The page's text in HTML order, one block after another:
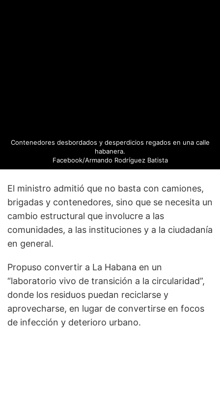
Contenedores desbordados y desperdicios regados en una calle
habanera.
Facebook/Armando Rodríguez Batista
El ministro admitió que no basta con camiones,
brigadas y contenedores, sino que se necesita un
cambio estructural que involucre a las
comunidades, a las instituciones y a la ciudadanía
en general.
Propuso convertir a La Habana en un
“laboratorio vivo de transición a la circularidad”,
donde los residuos puedan reciclarse y
aprovecharse, en lugar de convertirse en focos
de infección y deterioro urbano.